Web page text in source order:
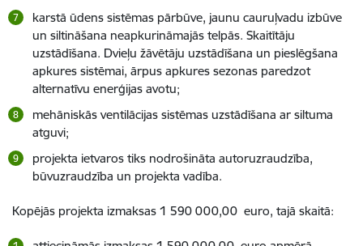
karstā ūdens sistēmas pārbūve, jaunu cauruļvadu izbūve
un siltināšana neapkurināmajās telpās. Skaitītāju
uzstādīšana. Dvieļu žāvētāju uzstādīšana un pieslēgšana
apkures sistēmai, ārpus apkures sezonas paredzot
alternatīvu enerģijas avotu;
mehāniskās ventilācijas sistēmas uzstādīšana ar siltuma
atguvi;
projekta ietvaros tiks nodrošināta autoruzraudzība,
būvuzraudzība un projekta vadība.
Kopējās projekta izmaksas 1 590 000,00 euro, tajā skaitā: